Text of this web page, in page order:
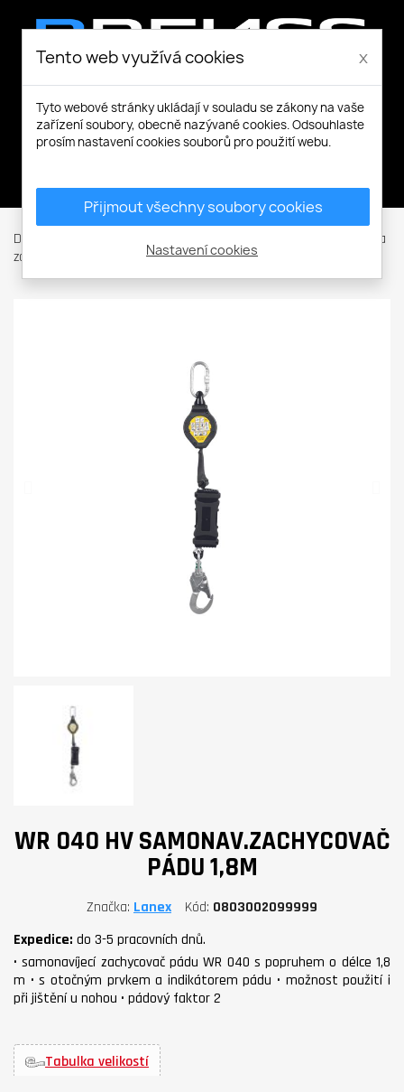
Domů
Tlumiče a
zachycovače
WR 040 HV samonav.zachycovač pádu 1,8m
WR 040 HV SAMONAV.ZACHYCOVAČ
PÁDU 1,8M
Značka Lanex Kód 0803002099999
Expedice: do 3-5 pracovních dnů.
• samonavíjecí zachycovač pádu WR 040 s popruhem o délce 1,8
m • s otočným prvkem a indikátorem pádu • možnost použití i
při jištění u nohou • pádový faktor 2
Tabulka velikostí
Tento web využívá cookies x
Tyto webové stránky ukládají v souladu se zákony na vaše
zařízení soubory, obecně nazývané cookies. Odsouhlaste
prosím nastavení cookies souborů pro použití webu.
Přijmout všechny soubory cookies
Nastavení cookies